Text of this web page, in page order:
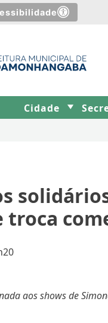
Cidade
troca
aos shows de